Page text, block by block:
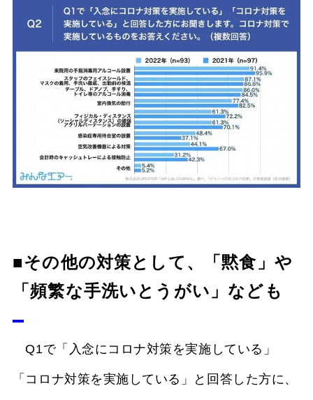
■その他の対策として、「黙食」や
「頻繁な手洗いとうがい」なども
Q1で「入念にコロナ対策を実施している」
「コロナ対策を実施している」と回答した方に、